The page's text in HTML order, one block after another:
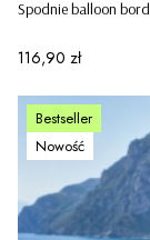
Spodnie balloon
Cena
116,90 zł
Bestseller
Nowość